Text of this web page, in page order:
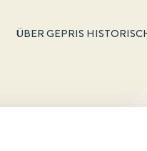
ÜBER GEPRIS